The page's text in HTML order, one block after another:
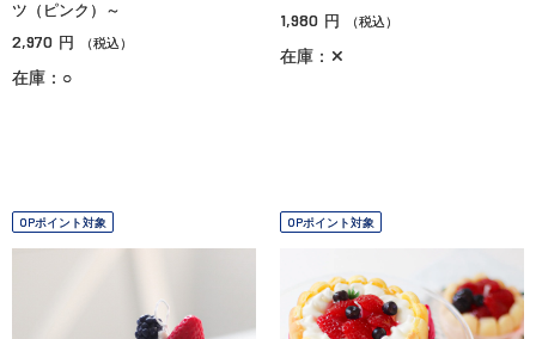
ツ（ピンク）～
2,970 円 （税込）
在庫：○
1,980 円 （税込）
在庫：✕
OPポイント対象 OPポイント対象